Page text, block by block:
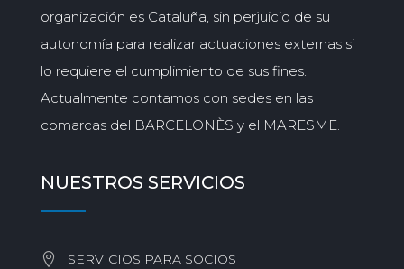
organización es Cataluña, sin perjuicio de su
autonomía para realizar actuaciones externas si
lo requiere el cumplimiento de sus fines.
Actualmente contamos con sedes en las
comarcas del BARCELONÈS y el MARESME.
NUESTROS SERVICIOS
SERVICIOS PARA SOCIOS